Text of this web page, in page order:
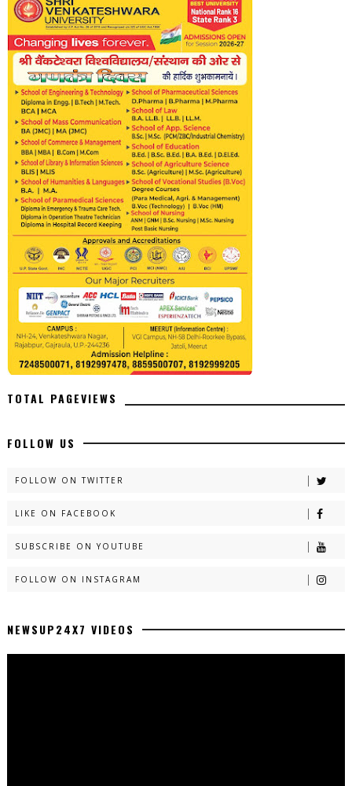
TOTAL PAGEVIEWS
FOLLOW US
FOLLOW ON TWITTER
LIKE ON FACEBOOK
SUBSCRIBE ON YOUTUBE
FOLLOW ON INSTAGRAM
NEWSUP24X7 VIDEOS